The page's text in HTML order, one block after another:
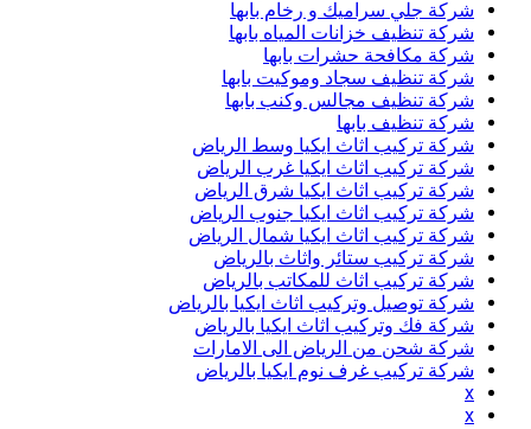
شركة جلي سراميك و رخام بابها
شركة تنظيف خزانات المياه بابها
شركة مكافحة حشرات بابها
شركة تنظيف سجاد وموكيت بابها
شركة تنظيف مجالس وكنب بابها
شركة تنظيف بابها
شركة تركيب اثاث ايكيا وسط الرياض
شركة تركيب اثاث ايكيا غرب الرياض
شركة تركيب اثاث ايكيا شرق الرياض
شركة تركيب اثاث ايكيا جنوب الرياض
شركة تركيب اثاث ايكيا شمال الرياض
شركة تركيب ستائر واثاث بالرياض
شركة تركيب اثاث للمكاتب بالرياض
شركة توصيل وتركيب اثاث ايكيا بالرياض
شركة فك وتركيب اثاث ايكيا بالرياض
شركة شحن من الرياض الى الامارات
شركة تركيب غرف نوم ايكيا بالرياض
x
x